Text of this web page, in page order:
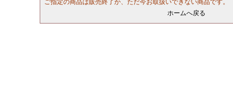
ご指定の商品は販売終了か、ただ今お取扱いできない商品です。
ホームへ戻る